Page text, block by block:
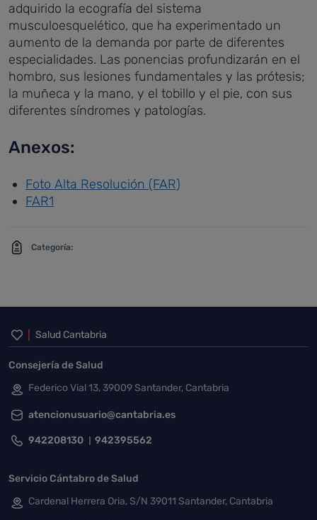
adquirido la ecografía del sistema
musculoesquelético, que ha experimentado un
aumento de la demanda por parte de diferentes
especialidades. Las ponencias profundizarán en el
hombro, sus lesiones fundamentales y las prótesis;
la muñeca y la mano, y el tobillo y el pie, con sus
diferentes síndromes y patologías.
Anexos:
Foto Alta Resolución (FAR)
FAR1
Categoría:
Inicio del pie de página
Salud Cantabria
Consejería de Salud
Federico Vial 13, 39009 Santander, Cantabria
atencionusuario@cantabria.es
942208130 942395562
Servicio Cántabro de Salud
Cardenal Herrera Oria, S/N 39011 Santander, Cantabria